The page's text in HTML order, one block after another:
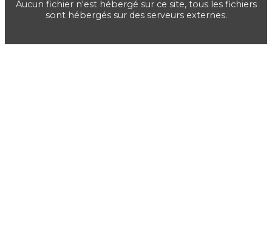
Aucun fichier n'est hébergé sur ce site, tous les fichiers
sont hébergés sur des serveurs externes.